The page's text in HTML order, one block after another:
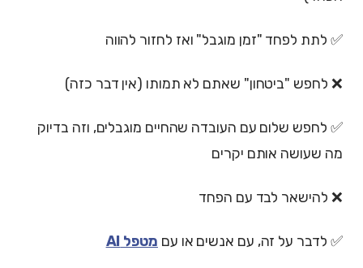
✅ לתת לפחד "זמן מוגבל" ואז לחזור להווה
❌ לחפש "ביטחון" שאתם לא תמותו (אין דבר כזה)
✅ לחפש שלום עם העובדה שהחיים מוגבלים, וזה בדיוק
מה שעושה אותם יקרים
❌ להישאר לבד עם הפחד
✅ לדבר על זה, עם אנשים או עם מטפל AI